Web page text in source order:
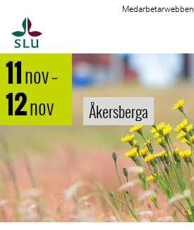
Medarbetarwebben
11nov–
12nov Åkersberga